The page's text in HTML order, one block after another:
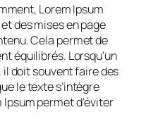
Lorem Ipsum
des mises en page
Cela permet de
équilibrés. Lorsqu’un
doit souvent faire des
le texte s’intègre
Ipsum permet d’éviter